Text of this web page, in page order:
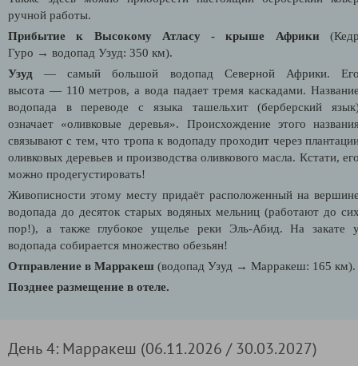
ручной работы.
Прибытие к Высокому Атласу - крыше Африки
Гуро → водопад Узуд: 350 км).
Узуд — самый большой водопад Северной Африки.
высота — 110 метров, а вода падает тремя каскадами.
водопада в переводе с языка ташельхит (берберский
означает «оливковые деревья». Происхождение этого
связывают с тем, что тропа к водопаду проходит через
оливковых деревьев и производства оливкового масла. Кстати,
можно продегустировать!
Живописности этому месту придаёт расположенный на
водопада до десяток старых водяных мельниц (работают до
пор!), а также глубокое ущелье реки Эль-Абид. На закате
водопада собирается множество обезьян!
Отправление в Марракеш (водопад Узуд → Марракеш: 165 км).
Позднее размещение в отеле.
День 4: Марракеш (06.11.2026 / 30.03.2027)